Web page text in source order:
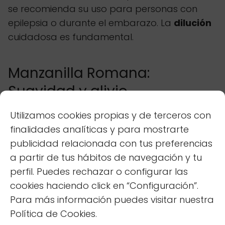
Utilizamos cookies propias y de terceros con
finalidades analíticas y para mostrarte
publicidad relacionada con tus preferencias
a partir de tus hábitos de navegación y tu
perfil. Puedes rechazar o configurar las
cookies haciendo click en “Configuración”.
Para más información puedes visitar nuestra
Política de Cookies.
se recomienda su uso para personas con
epilepsia o durante el embarazo. La dilución
cuidadosa es fundamental.
Manzanilla Romana:
Suavidad y alivio
El aceite esencial de manzanilla romana es
conocido por sus propiedades calmantes y
antiinflamatorias. Su aroma dulce y afrutado
puede ayudar a relajar los músculos, aliviar la
tensión nerviosa y promover una sensación
de bienestargeneral. Tradicionalmente, se
ha utilizado para tratar los trastornos del
sueño, la ansiedad y los problemas digestivos